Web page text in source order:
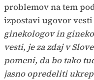
problemov na tem
izpostavi ugovor vesti
ginekologov in
vesti, je za zdaj v
pomeni, da bo tako
jasno opredeliti